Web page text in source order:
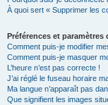
À quoi sert « Supprimer les
Préférences et paramètres
Comment puis-je modifier
Comment puis-je masquer
L’heure n’est pas correcte !
J’ai réglé le fuseau horaire
Ma langue n’apparaît pas
Que signifient les images